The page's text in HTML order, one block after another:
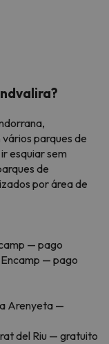
parques de
esquiar sem
de
por área de
— pago
— pago
Arenyeta —
del Riu — gratuito